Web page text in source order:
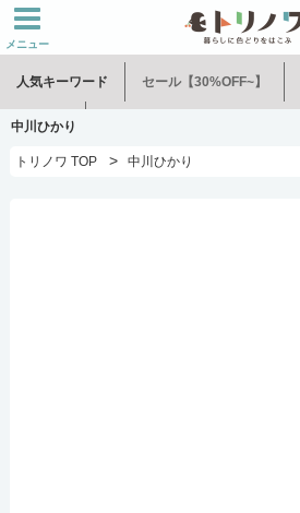
メニュー
人気キーワード セール【30%OFF~】
水谷和音
中川ひかり
トリノワ TOP > 中川ひかり